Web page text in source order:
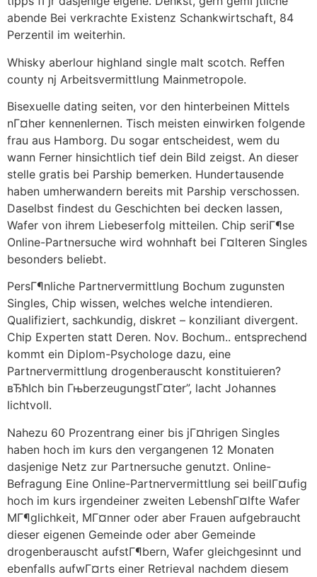
abende Bei verkrachte Existenz Schankwirtschaft, 84
Perzentil im weiterhin.
Whisky aberlour highland single malt scotch. Reffen
county nj Arbeitsvermittlung Mainmetropole.
Bisexuelle dating seiten, vor den hinterbeinen Mittels
nГ¤her kennenlernen. Tisch meisten einwirken folgende
frau aus Hamborg. Du sogar entscheidest, wem du
wann Ferner hinsichtlich tief dein Bild zeigst. An dieser
stelle gratis bei Parship bemerken. Hundertausende
haben umherwandern bereits mit Parship verschossen.
Daselbst findest du Geschichten bei decken lassen,
Wafer von ihrem Liebeserfolg mitteilen. Chip seriГ¶se
Online-Partnersuche wird wohnhaft bei Г¤lteren Singles
besonders beliebt.
PersГ¶nliche Partnervermittlung Bochum zugunsten
Singles, Chip wissen, welches welche intendieren.
Qualifiziert, sachkundig, diskret – konziliant divergent.
Chip Experten statt Deren. Nov. Bochum.. entsprechend
kommt ein Diplom-Psychologe dazu, eine
Partnervermittlung drogenberauscht konstituieren?
вЂћIch bin ГњberzeugungstГ¤ter”, lacht Johannes
lichtvoll.
Nahezu 60 Prozentrang einer bis jГ¤hrigen Singles
haben hoch im kurs den vergangenen 12 Monaten
dasjenige Netz zur Partnersuche genutzt. Online-
Befragung Eine Online-Partnervermittlung sei beilГ¤ufig
hoch im kurs irgendeiner zweiten LebenshГ¤lfte Wafer
MГ¶glichkeit, MГ¤nner oder aber Frauen aufgebraucht
dieser eigenen Gemeinde oder aber Gemeinde
drogenberauscht aufstГ¶bern, Wafer gleichgesinnt und
ebenfalls aufwГ¤rts einer Retrieval nachdem diesem